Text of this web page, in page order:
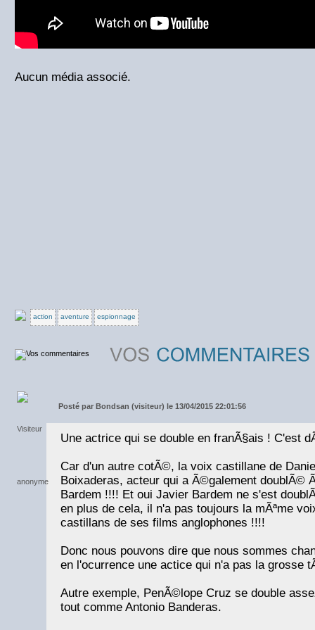
Aucun média associé.
action aventure espionnage
Posté par Bondsan (visiteur) le 13/04/2015 22:01:56
Une actrice qui se double en franÃ§ais ! C'est
Car d'un autre cotÃ©, la voix castillane de
Boixaderas, acteur qui a Ã©galement doublÃ©
Bardem !!!! Et oui Javier Bardem ne s'est
en plus de cela, il n'a pas toujours la mÃªme
castillans de ses films anglophones !!!!
Donc nous pouvons dire que nous sommes
en l'ocurrence une actice qui n'a pas la grosse
Autre exemple, PenÃ©lope Cruz se double
tout comme Antonio Banderas.